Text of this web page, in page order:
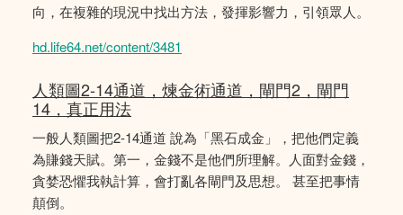
向，在複雜的現況中找出方法，發揮影響力，引領眾人。
hd.life64.net/content/3481
人類圖2-14通道，煉金術通道，閘門2，閘門
14，真正用法
一般人類圖把2-14通道 說為「黑石成金」，把他們定義
為賺錢天賦。第一，金錢不是他們所理解。人面對金錢，
貪婪恐懼我執計算，會打亂各閘門及思想。 甚至把事情
顛倒。